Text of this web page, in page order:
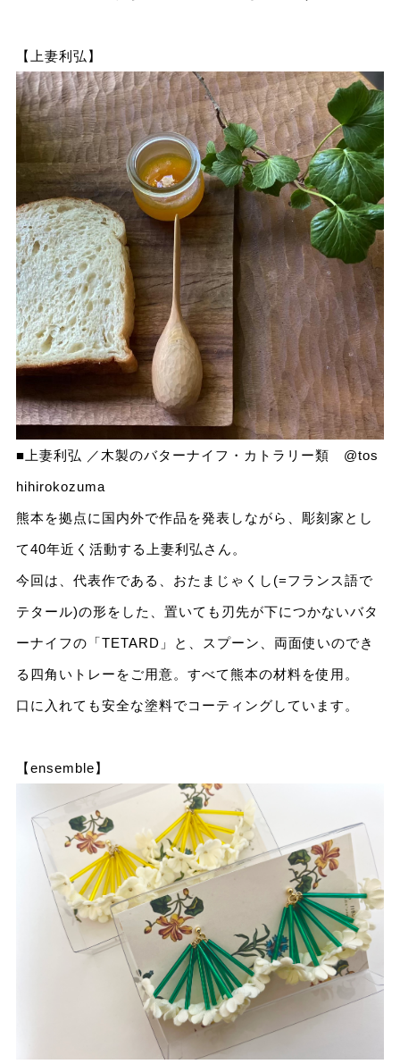
【上妻利弘】
■上妻利弘 ／木製のバターナイフ・カトラリー類 @tos
hihirokozuma
熊本を拠点に国内外で作品を発表しながら、彫刻家とし
て40年近く活動する上妻利弘さん。
今回は、代表作である、おたまじゃくし(=フランス語で
テタール)の形をした、置いても刃先が下につかないバタ
ーナイフの「TETARD」と、スプーン、両面使いのでき
る四角いトレーをご用意。すべて熊本の材料を使用。
口に入れても安全な塗料でコーティングしています。
【ensemble】